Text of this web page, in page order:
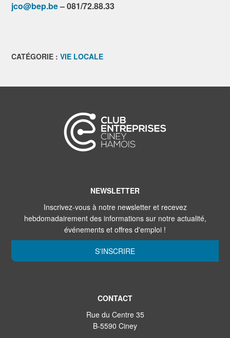
jco@bep.be– 081/72.88.33
CATÉGORIE :VIE LOCALE
NEWSLETTER
Inscrivez-vous à notre newsletter et recevez
hebdomadairement des informations sur notre actualité,
événements et offres d'emploi !
S'INSCRIRE
CONTACT
Rue du Centre 35
B-5590 Ciney